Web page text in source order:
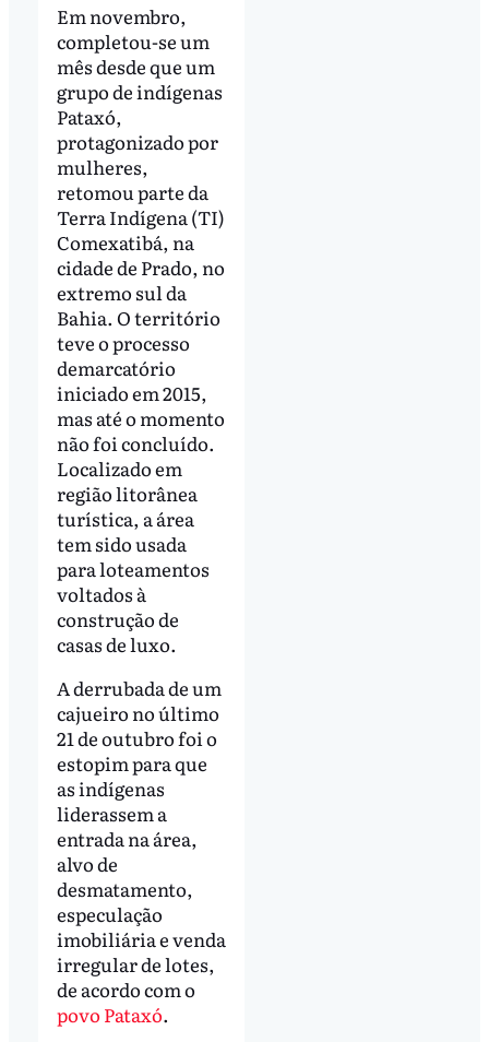
Em novembro,
completou-se um
mês desde que um
grupo de indígenas
Pataxó,
protagonizado por
mulheres,
retomou parte da
Terra Indígena (TI)
Comexatibá, na
cidade de Prado, no
extremo sul da
Bahia. O território
teve o processo
demarcatório
iniciado em 2015,
mas até o momento
não foi concluído.
Localizado em
região litorânea
turística, a área
tem sido usada
para loteamentos
voltados à
construção de
casas de luxo.
A derrubada de um
cajueiro no último
21 de outubro foi o
estopim para que
as indígenas
liderassem a
entrada na área,
alvo de
desmatamento,
especulação
imobiliária e venda
irregular de lotes,
de acordo com o
povo Pataxó.